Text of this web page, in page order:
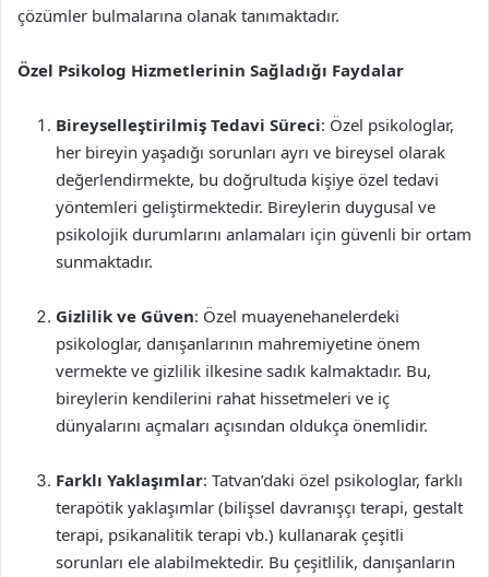
çözümler bulmalarına olanak tanımaktadır.
Özel Psikolog Hizmetlerinin Sağladığı Faydalar
Bireyselleştirilmiş Tedavi Süreci: Özel psikologlar,
her bireyin yaşadığı sorunları ayrı ve bireysel olarak
değerlendirmekte, bu doğrultuda kişiye özel tedavi
yöntemleri geliştirmektedir. Bireylerin duygusal ve
psikolojik durumlarını anlamaları için güvenli bir ortam
sunmaktadır.
Gizlilik ve Güven: Özel muayenehanelerdeki
psikologlar, danışanlarının mahremiyetine önem
vermekte ve gizlilik ilkesine sadık kalmaktadır. Bu,
bireylerin kendilerini rahat hissetmeleri ve iç
dünyalarını açmaları açısından oldukça önemlidir.
Farklı Yaklaşımlar: Tatvan’daki özel psikologlar, farklı
terapötik yaklaşımlar (bilişsel davranışçı terapi, gestalt
terapi, psikanalitik terapi vb.) kullanarak çeşitli
sorunları ele alabilmektedir. Bu çeşitlilik, danışanların